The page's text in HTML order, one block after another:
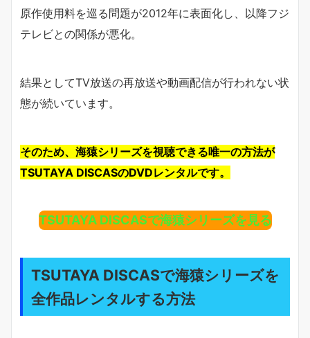
原作使用料を巡る問題が2012年に表面化し、以降フジ
テレビとの関係が悪化。
結果としてTV放送の再放送や動画配信が行われない状
態が続いています。
そのため、海猿シリーズを視聴できる唯一の方法が
TSUTAYA DISCASのDVDレンタルです。
TSUTAYA DISCASで海猿シリーズを見る
TSUTAYA DISCASで海猿シリーズを
全作品レンタルする方法